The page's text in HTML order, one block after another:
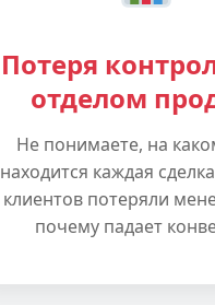
Потеря
отделом
Не понимаете, на
находится каждая
клиентов потеряли
почему падает